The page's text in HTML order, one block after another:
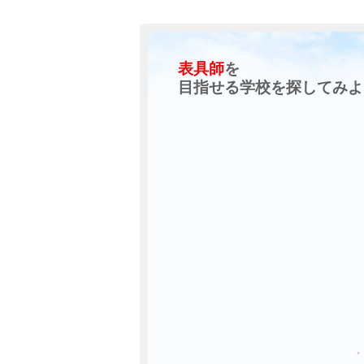
表具師を
目指せる学校を探してみ